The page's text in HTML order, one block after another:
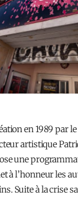
en 1989 par
artistique
une
à l’honneur les
Suite à la crise